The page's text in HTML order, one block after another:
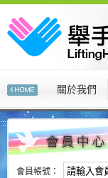
關於我們
:::
會員帳號：